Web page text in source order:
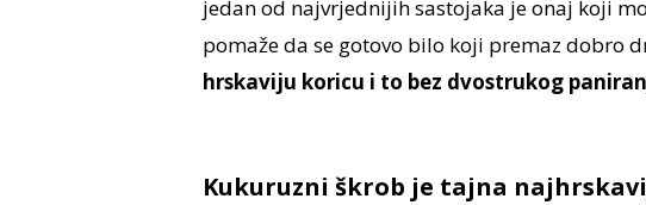
jedan od najvrjednijih sastojaka je onaj koji
pomaže da se gotovo bilo koji premaz dobro
hrskaviju koricu i to bez dvostrukog
Kukuruzni škrob je tajna